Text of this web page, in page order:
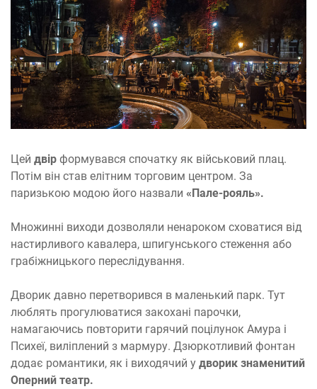
Цей двір формувався спочатку як військовий плац.
Потім він став елітним торговим центром. За
паризькою модою його назвали «Пале-рояль».
Множинні виходи дозволяли ненароком сховатися від
настирливого кавалера, шпигунського стеження або
грабіжницького переслідування.
Дворик давно перетворився в маленький парк. Тут
люблять прогулюватися закохані парочки,
намагаючись повторити гарячий поцілунок Амура і
Психеї, виліплений з мармуру. Дзюркотливий фонтан
додає романтики, як і виходячий у дворик знаменитий
Оперний театр.